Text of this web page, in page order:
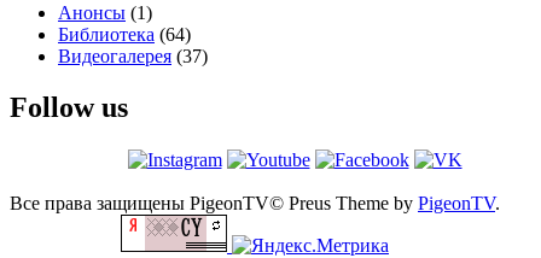
Анонсы (1)
Библиотека (64)
Видеогалерея (37)
Follow us
Все права защищены PigeonTV© Preus Theme by PigeonTV.